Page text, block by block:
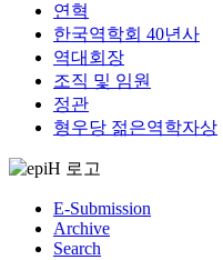
연혁
한국역학회 40년사
역대회장
조직 및 임원
정관
형우당 젊은역학자상
E-Submission
Archive
Search